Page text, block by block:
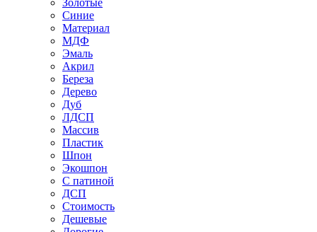
Золотые
Синие
Материал
МДФ
Эмаль
Акрил
Береза
Дерево
Дуб
ЛДСП
Массив
Пластик
Шпон
Экошпон
С патиной
ДСП
Стоимость
Дешевые